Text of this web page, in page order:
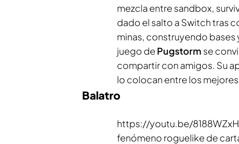
mezcla entre sandbox,
dado el salto a Switch tras
minas, construyendo
juego de Pugstorm se
compartir con amigos. Su
lo colocan entre los mejores
Balatro
https://youtu.be/
fenómeno roguelike de